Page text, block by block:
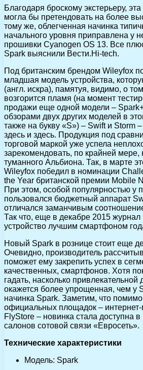
Благодаря броскому экстерьеру,
могла бы претендовать на более
тому же, облегченная начинка
начального уровня приправлена у
прошивки Cyanogen OS 13. Все
Spark выяснили Вести.Hi-tech.
Под британским брендом Wileyfox
младшая модель устройства,
(англ. искра), памятуя, видимо, о
возгорится пламя (на момент
продажи еще одной модели –
обзорами двух других моделей в
также на букву «S») – Swift и Storm
здесь и здесь. Продукция под
торговой маркой уже успела
зарекомендовать, по крайней мере,
туманного Альбиона. Так, в марте
Wileyfox победил в номинации
the Year британской премии Mobile
При этом, особой популярностью у
пользовался бюджетный аппарат
отличался заманчивым
Так что, еще в декабре 2015 журнал
устройство лучшим смартфоном
Новый Spark в рознице стоит еще
Очевидно, производитель
поможет ему закрепить успех в
качественных, смартфонов. Хотя
гадать, насколько привлекательной
окажется более упрощенная, чем у
начинка Spark. Заметим, что
официальных площадок –
FlyStore – новинка стала доступна в
салонов сотовой связи «Евросеть».
Технические характеристики
Модель: Spark